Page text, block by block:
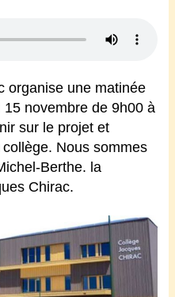
organise une matinée
novembre de 9h00 à
sur le projet et
Nous sommes
Berthe. la
Chirac.